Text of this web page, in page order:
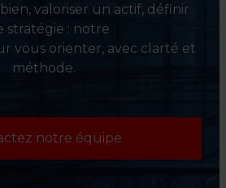
valoriser un actif, définir
stratégie : notre
vous orienter, avec clarté et
méthode.
notre équipe